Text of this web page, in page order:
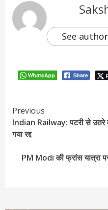
See
WhatsApp Share
Continue
Reading
Previous
Indian Railway: पटरी से उतरे
गया रद्द
PM Modi की फ्रांस यात्रा